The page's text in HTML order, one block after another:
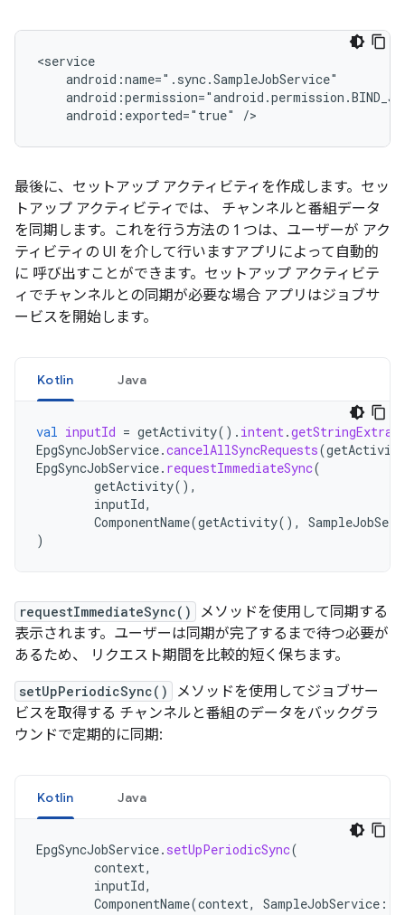
android:exported="true" />
最後に、セットアップ アクティビティを作成します。セッ
トアップ アクティビティでは、 チャンネルと番組データ
を同期します。これを行う方法の 1 つは、ユーザーが アク
ティビティの UI を介して行いますアプリによって自動的
に 呼び出すことができます。セットアップ アクティビテ
ィでチャンネルとの同期が必要な場合 アプリはジョブサ
ービスを開始します。
Kotlin Java
val inputId = getActivity(). intent.getStringExtra
EpgSyncJobService.cancelAllSyncRequests(getActivity
EpgSyncJobService. requestImmediateSync(
getActivity(),
inputId,
ComponentName(getActivity(),
)
requestImmediateSync()
メソッドを使用して同期する
表示されます。ユーザーは同期が完了するまで待つ必要が
あるため、 リクエスト期間を比較的短く保ちます。
setUpPeriodicSync()
メソッドを使用してジョブサー
ビスを取得する チャンネルと番組のデータをバックグラ
ウンドで定期的に同期:
Kotlin Java
EpgSyncJobService. setUpPeriodicSync(
context,
inputId,
ComponentName(context, SampleJobService ::